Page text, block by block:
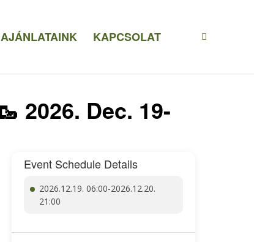
AJÁNLATAINK KAPCSOLAT
2026. Dec. 19-
Event Schedule Details
2026.12.19. 06:00-2026.12.20.
21:00